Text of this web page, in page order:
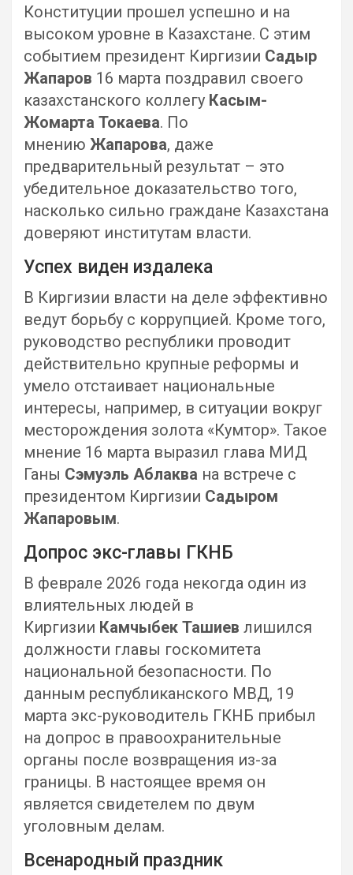
Конституции прошел успешно и на
высоком уровне в Казахстане. С этим
событием президент Киргизии Садыр
Жапаров 16 марта поздравил своего
казахстанского коллегу Касым-
Жомарта Токаева. По
мнению Жапарова, даже
предварительный результат – это
убедительное доказательство того,
насколько сильно граждане Казахстана
доверяют институтам власти.
Успех виден издалека
В Киргизии власти на деле эффективно
ведут борьбу с коррупцией. Кроме того,
руководство республики проводит
действительно крупные реформы и
умело отстаивает национальные
интересы, например, в ситуации вокруг
месторождения золота «Кумтор». Такое
мнение 16 марта выразил глава МИД
Ганы Сэмуэль Аблаква на встрече с
президентом Киргизии Садыром
Жапаровым.
Допрос экс-главы ГКНБ
В феврале 2026 года некогда один из
влиятельных людей в
Киргизии Камчыбек Ташиев лишился
должности главы госкомитета
национальной безопасности. По
данным республиканского МВД, 19
марта экс-руководитель ГКНБ прибыл
на допрос в правоохранительные
органы после возвращения из-за
границы. В настоящее время он
является свидетелем по двум
уголовным делам.
Всенародный праздник